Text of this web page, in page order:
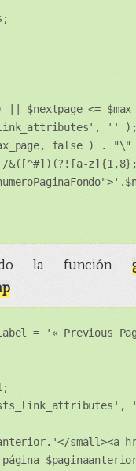
$nextpage <=
'' );
false ) .
&([^#])(?![a-
la función
= '« Previous